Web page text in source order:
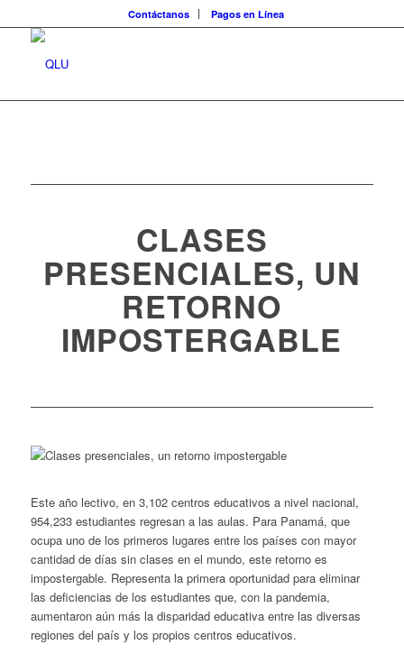
Contáctanos Pagos en Línea
CLASES
PRESENCIALES, UN
RETORNO
IMPOSTERGABLE
Este año lectivo, en 3,102 centros educativos a nivel nacional,
954,233 estudiantes regresan a las aulas. Para Panamá, que
ocupa uno de los primeros lugares entre los países con mayor
cantidad de días sin clases en el mundo, este retorno es
impostergable. Representa la primera oportunidad para eliminar
las deficiencias de los estudiantes que, con la pandemia,
aumentaron aún más la disparidad educativa entre las diversas
regiones del país y los propios centros educativos.